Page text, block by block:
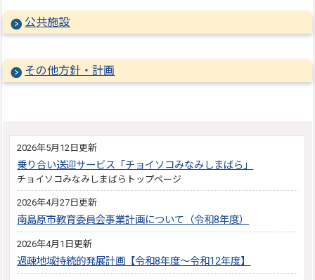
公共施設
その他方針・計画
2026年5月12日更新
乗り合い送迎サービス「チョイソコみなみしまばら」
チョイソコみなみしまばらトップページ
2026年4月27日更新
南島原市教育委員会事業計画について（令和8年度）
2026年4月1日更新
過疎地域持続的発展計画【令和8年度～令和12年度】